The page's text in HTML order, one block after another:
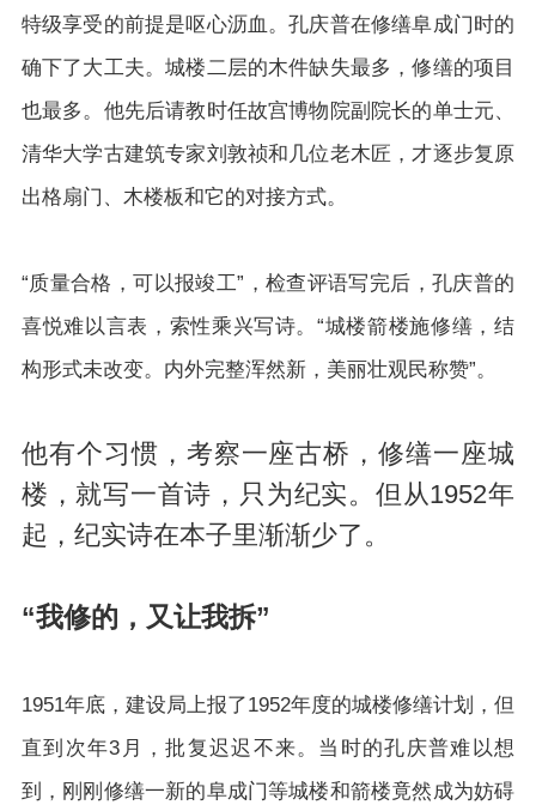
特级享受的前提是呕心沥血。孔庆普在修缮阜成门时的
确下了大工夫。城楼二层的木件缺失最多，修缮的项目
也最多。他先后请教时任故宫博物院副院长的单士元、
清华大学古建筑专家刘敦祯和几位老木匠，才逐步复原
出格扇门、木楼板和它的对接方式。
“质量合格，可以报竣工”，检查评语写完后，孔庆普的
喜悦难以言表，索性乘兴写诗。“城楼箭楼施修缮，结
构形式未改变。内外完整浑然新，美丽壮观民称赞”。
他有个习惯，考察一座古桥，修缮一座城
楼，就写一首诗，只为纪实。但从1952年
起，纪实诗在本子里渐渐少了。
“我修的，又让我拆”
1951年底，建设局上报了1952年度的城楼修缮计划，但
直到次年3月，批复迟迟不来。当时的孔庆普难以想
到，刚刚修缮一新的阜成门等城楼和箭楼竟然成为妨碍